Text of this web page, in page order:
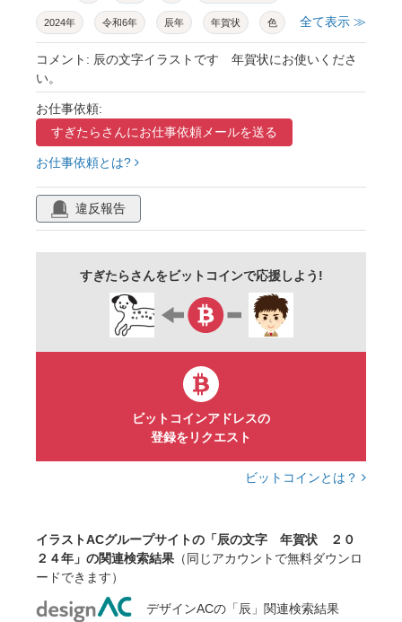
2024年 令和6年 辰年 年賀状 色
黄色 派手 金ぴか エンジ 赤
全て表示 ≫
コメント: 辰の文字イラストです 年賀状にお使いくださ
い。
お仕事依頼:
すぎたらさんにお仕事依頼メールを送る
お仕事依頼とは?
違反報告
すぎたらさんをビットコインで応援しよう!
ビットコインアドレスの
登録をリクエスト
ビットコインとは？
イラストACグループサイトの「辰の文字 年賀状 ２０
２４年」の関連検索結果 （同じアカウントで無料ダウンロ
ードできます）
デザインACの「辰」関連検索結果